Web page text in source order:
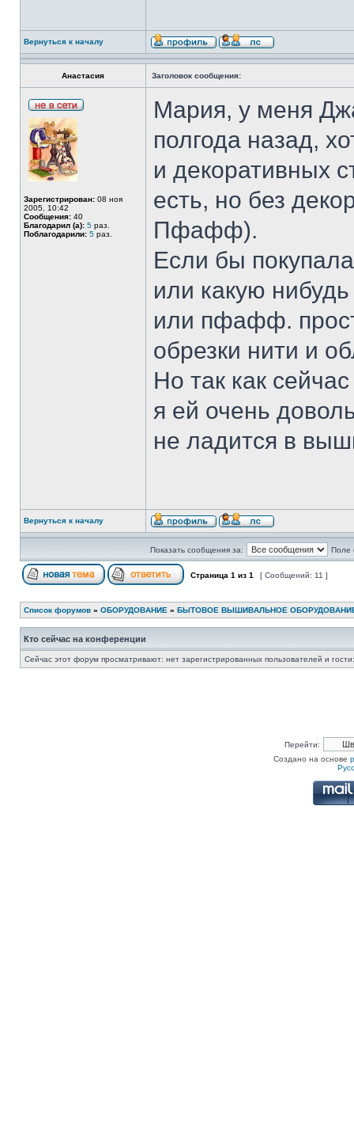
Вернуться к началу
Анастасия Заголовок сообщения:
Зарегистрирован: 08 ноя
2005, 10:42
Сообщения: 40
Благодарил (а): 5 раз.
Поблагодарили: 5 раз.
Мария, у меня
полгода назад,
и декоративных
есть, но без
Пфафф).
Если бы
или какую
или пфафф.
обрезки нити и
Но так как
я ей очень
не ладится в
Вернуться к началу
Показать сообщения за: Поле
Страница 1 из 1 [ Сообщений: 11 ]
Список форумов » ОБОРУДОВАНИЕ » БЫТОВОЕ ВЫШИВАЛЬНОЕ
Кто сейчас на конференции
Сейчас этот форум просматривают: нет зарегистрированных пользователей и
Перейти:
Создано на основе